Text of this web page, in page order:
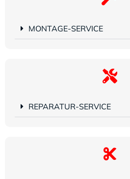
MONTAGE-SERVICE
REPARATUR-SERVICE